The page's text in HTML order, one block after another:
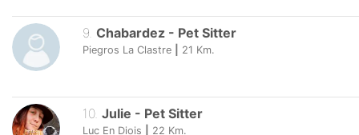
9 Chabardez - Pet Sitter
Piegros La Clastre 21 Km.
10. Julie - Pet Sitter
Luc En Diois 22 Km.